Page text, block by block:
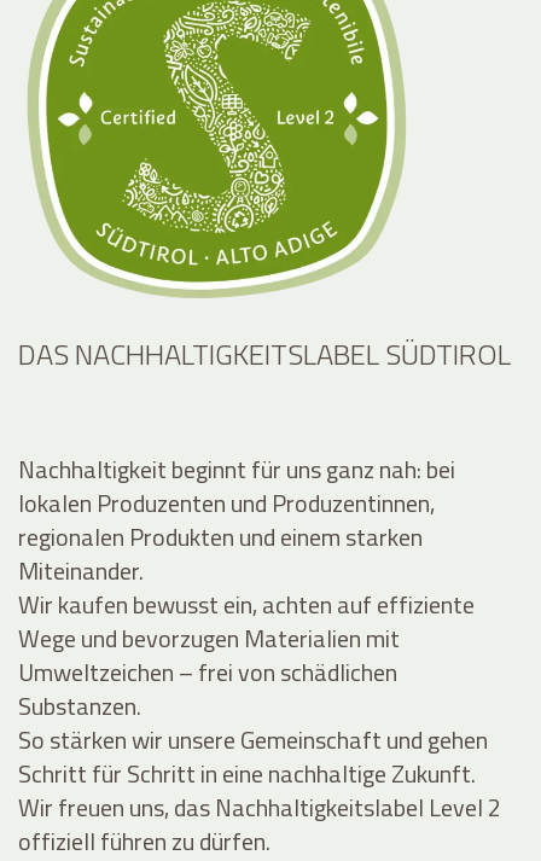
DAS NACHHALTIGKEITSLABEL SÜDTIROL
Nachhaltigkeit beginnt für uns ganz nah: bei
lokalen Produzenten und Produzentinnen,
regionalen Produkten und einem starken
Miteinander.
Wir kaufen bewusst ein, achten auf effiziente
Wege und bevorzugen Materialien mit
Umweltzeichen – frei von schädlichen
Substanzen.
So stärken wir unsere Gemeinschaft und gehen
Schritt für Schritt in eine nachhaltige Zukunft.
Wir freuen uns, das Nachhaltigkeitslabel Level 2
offiziell führen zu dürfen.